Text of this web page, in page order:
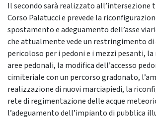
Il secondo sarà realizzato all’intersezione
Corso Palatucci e prevede la
spostamento e adeguamento dell’asse
che attualmente vede un restringimento
pericoloso per i pedoni e i mezzi pesanti,
aree pedonali, la modifica dell’accesso
cimiteriale con un percorso gradonato,
realizzazione di nuovi marciapiedi, la
rete di regimentazione delle acque
l’adeguamento dell’impianto di pubblica